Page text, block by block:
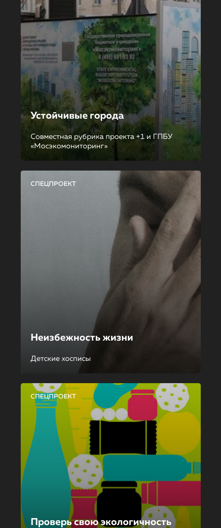
Устойчивые города
Совместная рубрика проекта +1 и ГПБУ
«Мосэкомониторинг»
СПЕЦПРОЕКТ
Неизбежность жизни
Детские хосписы
СПЕЦПРОЕКТ
Проверь свою экологичность